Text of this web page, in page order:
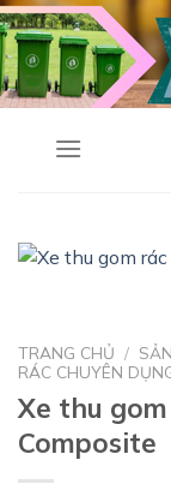
Skip
to
content
TRANG CHỦ /
RÁC CHUYÊN
Xe thu
Composite